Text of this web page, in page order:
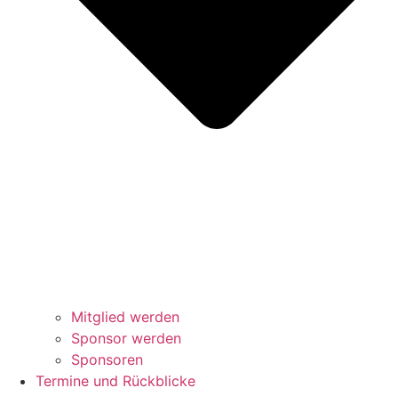
Mitglied werden
Sponsor werden
Sponsoren
Termine und Rückblicke